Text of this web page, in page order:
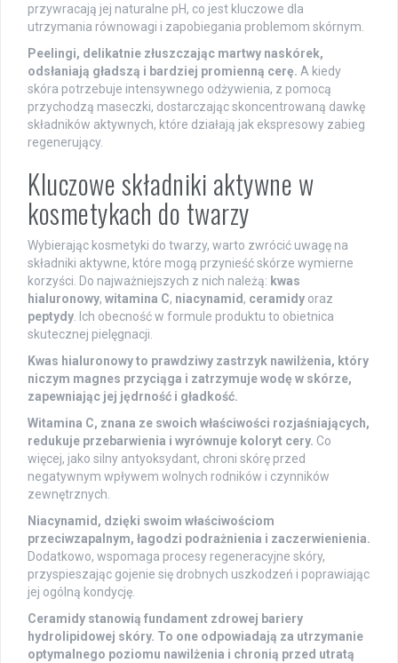
przywracają jej naturalne pH, co jest kluczowe dla
utrzymania równowagi i zapobiegania problemom skórnym.
Peelingi, delikatnie złuszczając martwy naskórek,
odsłaniają gładszą i bardziej promienną cerę. A kiedy
skóra potrzebuje intensywnego odżywienia, z pomocą
przychodzą maseczki, dostarczając skoncentrowaną dawkę
składników aktywnych, które działają jak ekspresowy zabieg
regenerujący.
Kluczowe składniki aktywne w
kosmetykach do twarzy
Wybierając kosmetyki do twarzy, warto zwrócić uwagę na
składniki aktywne, które mogą przynieść skórze wymierne
korzyści. Do najważniejszych z nich należą: kwas
hialuronowy, witamina C, niacynamid, ceramidy oraz
peptydy. Ich obecność w formule produktu to obietnica
skutecznej pielęgnacji.
Kwas hialuronowy to prawdziwy zastrzyk nawilżenia, który
niczym magnes przyciąga i zatrzymuje wodę w skórze,
zapewniając jej jędrność i gładkość.
Witamina C, znana ze swoich właściwości rozjaśniających,
redukuje przebarwienia i wyrównuje koloryt cery. Co
więcej, jako silny antyoksydant, chroni skórę przed
negatywnym wpływem wolnych rodników i czynników
zewnętrznych.
Niacynamid, dzięki swoim właściwościom
przeciwzapalnym, łagodzi podrażnienia i zaczerwienienia.
Dodatkowo, wspomaga procesy regeneracyjne skóry,
przyspieszając gojenie się drobnych uszkodzeń i poprawiając
jej ogólną kondycję.
Ceramidy stanowią fundament zdrowej bariery
hydrolipidowej skóry. To one odpowiadają za utrzymanie
optymalnego poziomu nawilżenia i chronią przed utratą